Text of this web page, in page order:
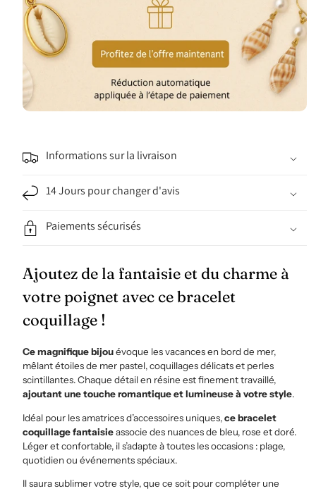
Informations sur la livraison
14 Jours pour changer d'avis
Paiements sécurisés
Ajoutez de la fantaisie et du charme à
votre poignet avec ce bracelet
coquillage !
Ce magnifique bijouévoque les vacances en bord de mer,
mêlant étoiles de mer pastel, coquillages délicats et perles
scintillantes. Chaque détail en résine est finement travaillé,
ajoutant une touche romantique et lumineuse à votre style.
Idéal pour les amatrices d’accessoires uniques,ce bracelet
coquillage fantaisieassocie des nuances de bleu, rose et doré.
Léger et confortable, il s’adapte à toutes les occasions : plage,
quotidien ou événements spéciaux.
Il saura sublimer votre style, que ce soit pour compléter une